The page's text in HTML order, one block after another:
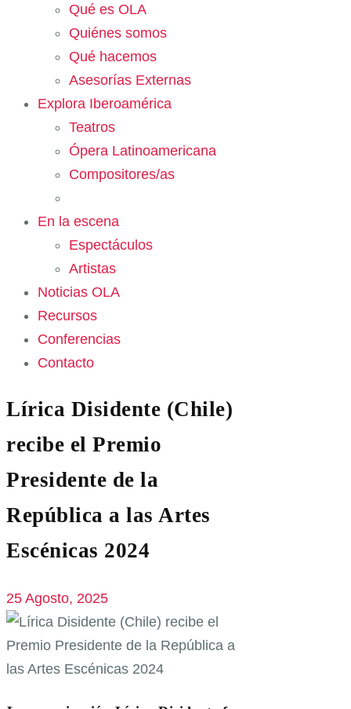
Qué es OLA
Quiénes somos
Qué hacemos
Asesorías Externas
Explora Iberoamérica
Teatros
Ópera Latinoamericana
Compositores/as
En la escena
Espectáculos
Artistas
Noticias OLA
Recursos
Conferencias
Contacto
Lírica Disidente (Chile)
recibe el Premio
Presidente de la
República a las Artes
Escénicas 2024
25 Agosto, 2025